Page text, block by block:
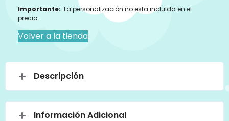
Importante: La personalización no esta incluida en el
precio.
Volver a la tienda
Descripción
Información Adicional